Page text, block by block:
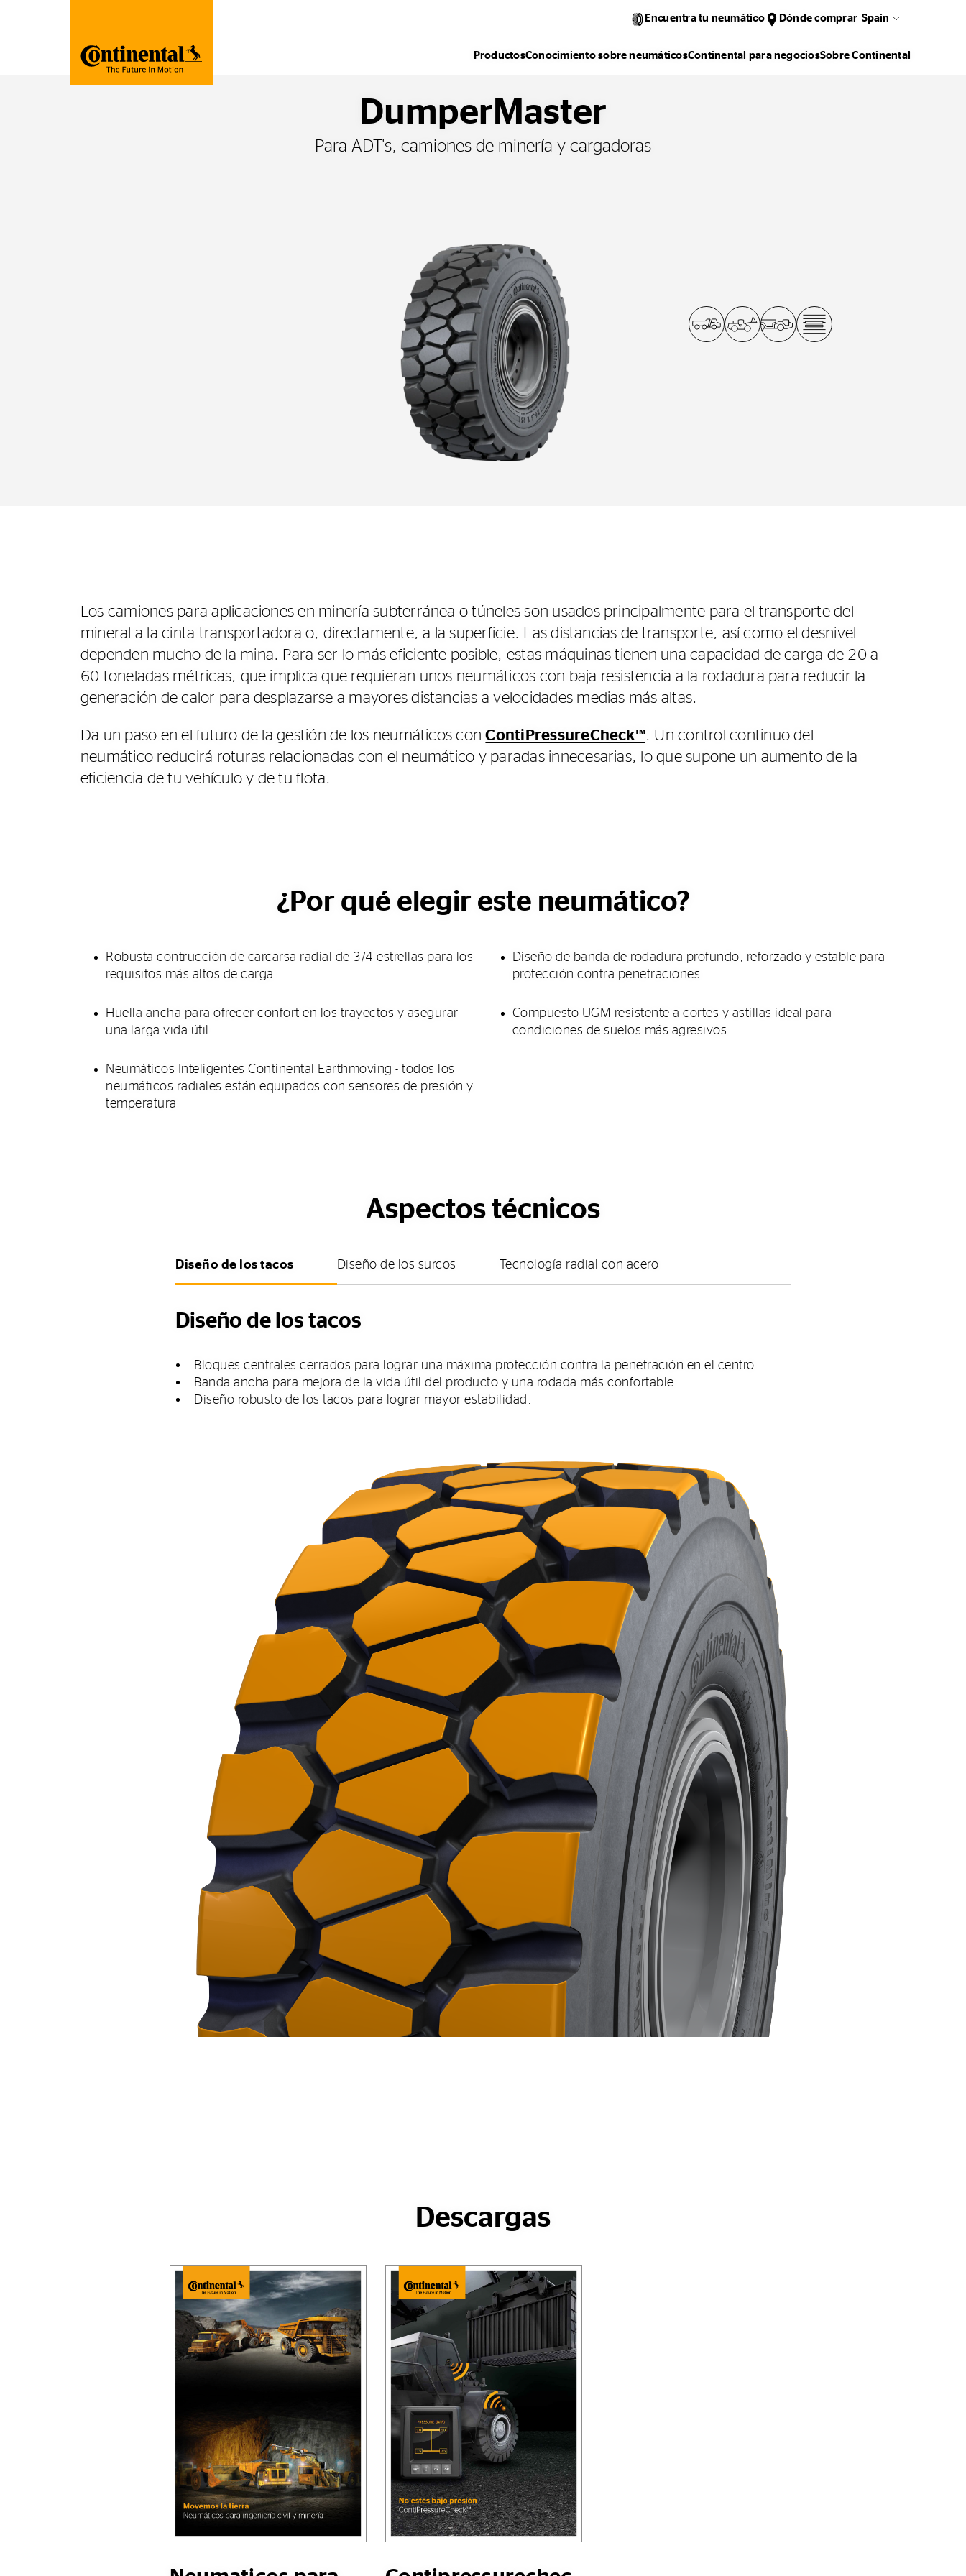
Encuentra tu neumático Dónde comprar Spain
ProductosConocimiento sobre neumáticosContinental para negociosSobre Continental
DumperMaster
Para ADT's, camiones de minería y cargadoras
Los camiones para aplicaciones en minería subterránea o túneles son usados principalmente para el transporte del
mineral a la cinta transportadora o, directamente, a la superficie. Las distancias de transporte, así como el desnivel
dependen mucho de la mina. Para ser lo más eficiente posible, estas máquinas tienen una capacidad de carga de 20 a
60 toneladas métricas, que implica que requieran unos neumáticos con baja resistencia a la rodadura para reducir la
generación de calor para desplazarse a mayores distancias a velocidades medias más altas.
Da un paso en el futuro de la gestión de los neumáticos conContiPressureCheck™. Un control continuo del
neumático reducirá roturas relacionadas con el neumático y paradas innecesarias, lo que supone un aumento de la
eficiencia de tu vehículo y de tu flota.
¿Por qué elegir este neumático?
Robusta contrucción de carcarsa radial de 3/4 estrellas para los
requisitos más altos de carga
Diseño de banda de rodadura profundo, reforzado y estable para
protección contra penetraciones
Huella ancha para ofrecer confort en los trayectos y asegurar
una larga vida útil
Compuesto UGM resistente a cortes y astillas ideal para
condiciones de suelos más agresivos
Neumáticos Inteligentes Continental Earthmoving - todos los
neumáticos radiales están equipados con sensores de presión y
temperatura
Aspectos técnicos
Diseño de los tacos Diseño de los surcos Tecnología radial con acero
Diseño de los tacos
Bloques centrales cerrados para lograr una máxima protección contra la penetración en el centro.
Banda ancha para mejora de la vida útil del producto y una rodada más confortable.
Diseño robusto de los tacos para lograr mayor estabilidad.
Descargas